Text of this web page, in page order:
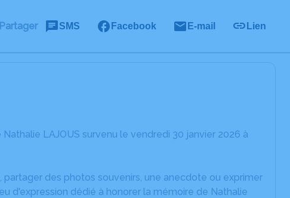
Partager SMS Facebook E-mail Lien
LAJOUS survenu le vendredi 30 janvier 2026 à
des photos souvenirs, une anecdote ou exprimer
d'expression dédié à honorer la mémoire de Nathalie